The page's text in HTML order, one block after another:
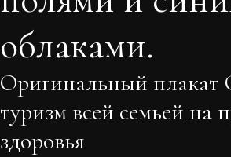
облаками.
Оригинальный
туризм всей семьей на
здоровья